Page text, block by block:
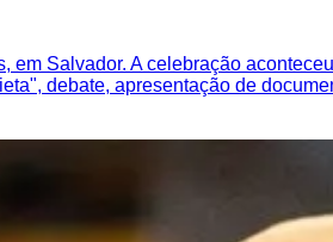
Salvador. A celebração
debate, apresentação de